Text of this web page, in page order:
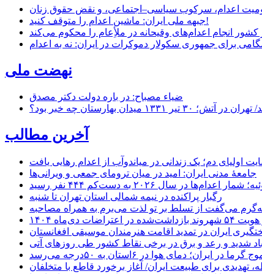
اعدام، سرکوب سیاسی–اجتماعی، و نقض حقوق زنان
جبهه ملی ایران: ماشین اعدام را متوقف کنید!
کشور انجام اعدام‌های وقیحانه در ملأِعام را محکوم می‌کند
برای جمهوری سکولار دموکرات در ایران: نه به اعدام
نهضت ملی
ضیاء مصباح: در باره دولت دکتر مصدق
بهارستان چه خبر بود؟
آخرین مطالب
اولیای دم؛ یک زندانی در میاندوآب از اعدام رهایی یافت
جامعهٔ مدنی ایران: امید در میان ترومای جمعی و ویرانی‌ها
رگبار پراکنده در نیمه شمالی استان تهران تا شنبه
می‌گفت از تسلط بر تو لذت می‌برم به همراه مصاحبه
دی‌ماه ۱۴۰۴
ایران در تمدید اقامت هنرمندان موسیقی افغانستان
شدید و رعد و برق در برخی نقاط کشور طی روزهای آتی
در ایران؛ دمای هوا در ۶استان به ۵۰درجه می‌رسد
تهدیدی برای طبیعت ایران/ آغاز برخورد قاطع با متخلفان